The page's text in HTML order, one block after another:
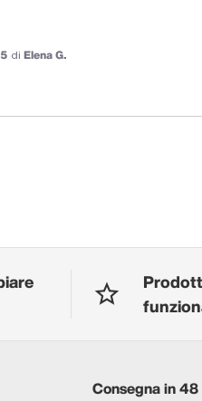
diElena G.
Consegna in 48